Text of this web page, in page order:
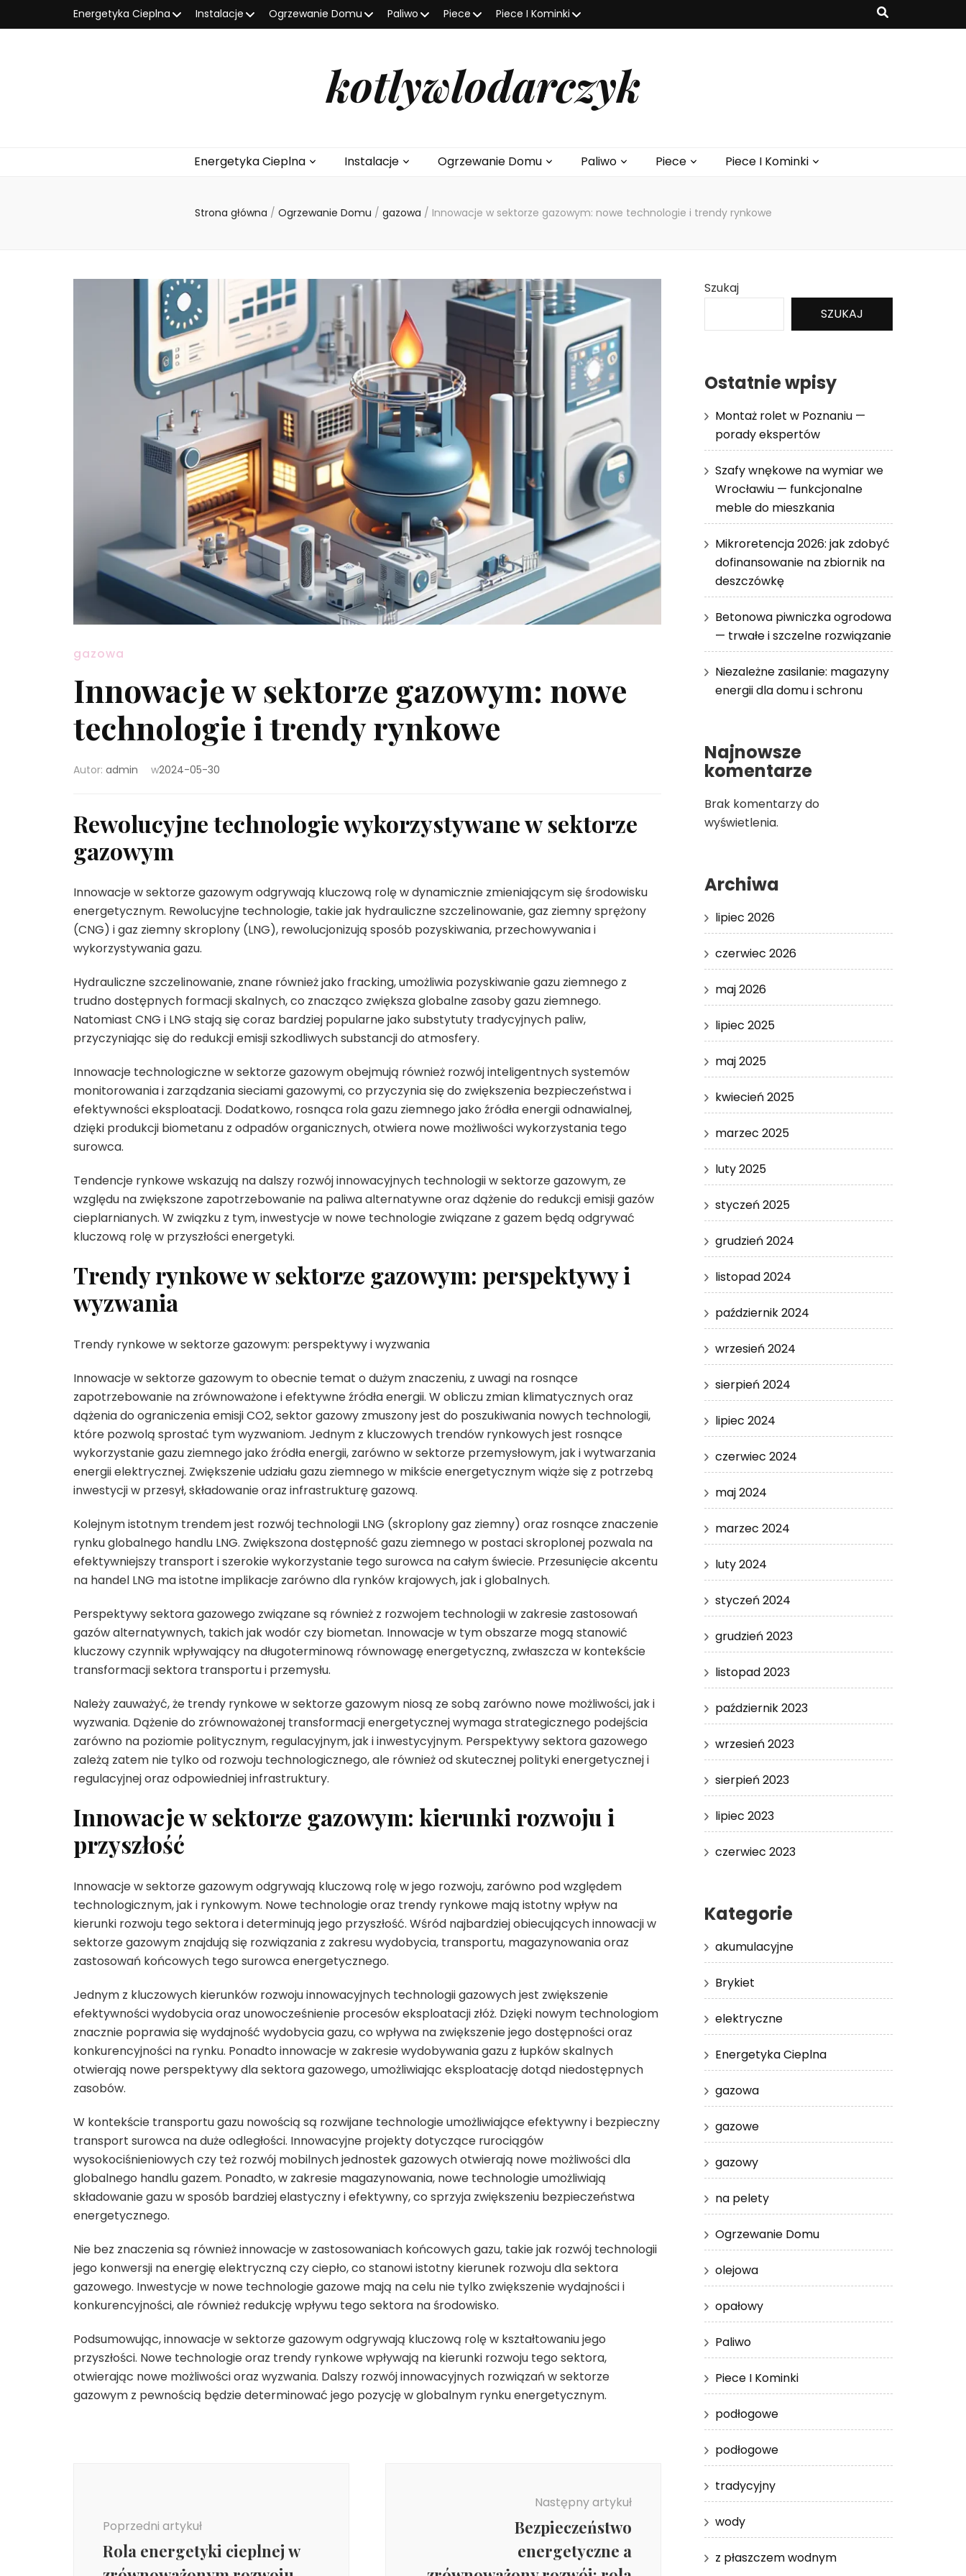
Energetyka Cieplna Instalacje Ogrzewanie Domu Paliwo Piece Piece I Kominki
kotlywlodarczyk
Energetyka Cieplna Instalacje Ogrzewanie Domu Paliwo Piece Piece I Kominki
Strona główna / Ogrzewanie Domu / gazowa / Innowacje w sektorze gazowym: nowe technologie i trendy rynkowe
gazowa
Innowacje w sektorze gazowym: nowe
technologie i trendy rynkowe
Autor: admin w2024-05-30
Rewolucyjne technologie wykorzystywane w sektorze
gazowym
Innowacje w sektorze gazowym odgrywają kluczową rolę w dynamicznie zmieniającym się środowisku
energetycznym. Rewolucyjne technologie, takie jak hydrauliczne szczelinowanie, gaz ziemny sprężony
(CNG) i gaz ziemny skroplony (LNG), rewolucjonizują sposób pozyskiwania, przechowywania i
wykorzystywania gazu.
Hydrauliczne szczelinowanie, znane również jako fracking, umożliwia pozyskiwanie gazu ziemnego z
trudno dostępnych formacji skalnych, co znacząco zwiększa globalne zasoby gazu ziemnego.
Natomiast CNG i LNG stają się coraz bardziej popularne jako substytuty tradycyjnych paliw,
przyczyniając się do redukcji emisji szkodliwych substancji do atmosfery.
Innowacje technologiczne w sektorze gazowym obejmują również rozwój inteligentnych systemów
monitorowania i zarządzania sieciami gazowymi, co przyczynia się do zwiększenia bezpieczeństwa i
efektywności eksploatacji. Dodatkowo, rosnąca rola gazu ziemnego jako źródła energii odnawialnej,
dzięki produkcji biometanu z odpadów organicznych, otwiera nowe możliwości wykorzystania tego
surowca.
Tendencje rynkowe wskazują na dalszy rozwój innowacyjnych technologii w sektorze gazowym, ze
względu na zwiększone zapotrzebowanie na paliwa alternatywne oraz dążenie do redukcji emisji gazów
cieplarnianych. W związku z tym, inwestycje w nowe technologie związane z gazem będą odgrywać
kluczową rolę w przyszłości energetyki.
Trendy rynkowe w sektorze gazowym: perspektywy i
wyzwania
Trendy rynkowe w sektorze gazowym: perspektywy i wyzwania
Innowacje w sektorze gazowym to obecnie temat o dużym znaczeniu, z uwagi na rosnące
zapotrzebowanie na zrównoważone i efektywne źródła energii. W obliczu zmian klimatycznych oraz
dążenia do ograniczenia emisji CO2, sektor gazowy zmuszony jest do poszukiwania nowych technologii,
które pozwolą sprostać tym wyzwaniom. Jednym z kluczowych trendów rynkowych jest rosnące
wykorzystanie gazu ziemnego jako źródła energii, zarówno w sektorze przemysłowym, jak i wytwarzania
energii elektrycznej. Zwiększenie udziału gazu ziemnego w mikście energetycznym wiąże się z potrzebą
inwestycji w przesył, składowanie oraz infrastrukturę gazową.
Kolejnym istotnym trendem jest rozwój technologii LNG (skroplony gaz ziemny) oraz rosnące znaczenie
rynku globalnego handlu LNG. Zwiększona dostępność gazu ziemnego w postaci skroplonej pozwala na
efektywniejszy transport i szerokie wykorzystanie tego surowca na całym świecie. Przesunięcie akcentu
na handel LNG ma istotne implikacje zarówno dla rynków krajowych, jak i globalnych.
Perspektywy sektora gazowego związane są również z rozwojem technologii w zakresie zastosowań
gazów alternatywnych, takich jak wodór czy biometan. Innowacje w tym obszarze mogą stanowić
kluczowy czynnik wpływający na długoterminową równowagę energetyczną, zwłaszcza w kontekście
transformacji sektora transportu i przemysłu.
Należy zauważyć, że trendy rynkowe w sektorze gazowym niosą ze sobą zarówno nowe możliwości, jak i
wyzwania. Dążenie do zrównoważonej transformacji energetycznej wymaga strategicznego podejścia
zarówno na poziomie politycznym, regulacyjnym, jak i inwestycyjnym. Perspektywy sektora gazowego
zależą zatem nie tylko od rozwoju technologicznego, ale również od skutecznej polityki energetycznej i
regulacyjnej oraz odpowiedniej infrastruktury.
Innowacje w sektorze gazowym: kierunki rozwoju i
przyszłość
Innowacje w sektorze gazowym odgrywają kluczową rolę w jego rozwoju, zarówno pod względem
technologicznym, jak i rynkowym. Nowe technologie oraz trendy rynkowe mają istotny wpływ na
kierunki rozwoju tego sektora i determinują jego przyszłość. Wśród najbardziej obiecujących innowacji w
sektorze gazowym znajdują się rozwiązania z zakresu wydobycia, transportu, magazynowania oraz
zastosowań końcowych tego surowca energetycznego.
Jednym z kluczowych kierunków rozwoju innowacyjnych technologii gazowych jest zwiększenie
efektywności wydobycia oraz unowocześnienie procesów eksploatacji złóż. Dzięki nowym technologiom
znacznie poprawia się wydajność wydobycia gazu, co wpływa na zwiększenie jego dostępności oraz
konkurencyjności na rynku. Ponadto innowacje w zakresie wydobywania gazu z łupków skalnych
otwierają nowe perspektywy dla sektora gazowego, umożliwiając eksploatację dotąd niedostępnych
zasobów.
W kontekście transportu gazu nowością są rozwijane technologie umożliwiające efektywny i bezpieczny
transport surowca na duże odległości. Innowacyjne projekty dotyczące rurociągów
wysokociśnieniowych czy też rozwój mobilnych jednostek gazowych otwierają nowe możliwości dla
globalnego handlu gazem. Ponadto, w zakresie magazynowania, nowe technologie umożliwiają
składowanie gazu w sposób bardziej elastyczny i efektywny, co sprzyja zwiększeniu bezpieczeństwa
energetycznego.
Nie bez znaczenia są również innowacje w zastosowaniach końcowych gazu, takie jak rozwój technologii
jego konwersji na energię elektryczną czy ciepło, co stanowi istotny kierunek rozwoju dla sektora
gazowego. Inwestycje w nowe technologie gazowe mają na celu nie tylko zwiększenie wydajności i
konkurencyjności, ale również redukcję wpływu tego sektora na środowisko.
Podsumowując, innowacje w sektorze gazowym odgrywają kluczową rolę w kształtowaniu jego
przyszłości. Nowe technologie oraz trendy rynkowe wpływają na kierunki rozwoju tego sektora,
otwierając nowe możliwości oraz wyzwania. Dalszy rozwój innowacyjnych rozwiązań w sektorze
gazowym z pewnością będzie determinować jego pozycję w globalnym rynku energetycznym.
Poprzedni artykuł
Rola energetyki cieplnej w
Następny artykuł
Bezpieczeństwo
energetyczne a
Szukaj
SZUKAJ
Ostatnie wpisy
Montaż rolet w Poznaniu —
porady ekspertów
Szafy wnękowe na wymiar we
Wrocławiu — funkcjonalne
meble do mieszkania
Mikroretencja 2026: jak zdobyć
dofinansowanie na zbiornik na
deszczówkę
Betonowa piwniczka ogrodowa
— trwałe i szczelne rozwiązanie
Niezależne zasilanie: magazyny
energii dla domu i schronu
Najnowsze
komentarze
Brak komentarzy do
wyświetlenia.
Archiwa
lipiec 2026
czerwiec 2026
maj 2026
lipiec 2025
maj 2025
kwiecień 2025
marzec 2025
luty 2025
styczeń 2025
grudzień 2024
listopad 2024
październik 2024
wrzesień 2024
sierpień 2024
lipiec 2024
czerwiec 2024
maj 2024
marzec 2024
luty 2024
styczeń 2024
grudzień 2023
listopad 2023
październik 2023
wrzesień 2023
sierpień 2023
lipiec 2023
czerwiec 2023
Kategorie
akumulacyjne
Brykiet
elektryczne
Energetyka Cieplna
gazowa
gazowe
gazowy
na pelety
Ogrzewanie Domu
olejowa
opałowy
Paliwo
Piece I Kominki
podłogowe
podłogowe
tradycyjny
wody
z płaszczem wodnym